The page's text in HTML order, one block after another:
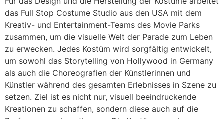
das Full Stop Costume Studio aus den USA mit dem
Kreativ- und Entertainment-Teams des Movie Parks
zusammen, um die visuelle Welt der Parade zum Leben
zu erwecken. Jedes Kostüm wird sorgfältig entwickelt,
um sowohl das Storytelling von Hollywood in Germany
als auch die Choreografien der Künstlerinnen und
Künstler während des gesamten Erlebnisses in Szene zu
setzen. Ziel ist es nicht nur, visuell beeindruckende
Kreationen zu schaffen, sondern diese auch auf die